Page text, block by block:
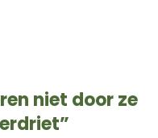
niet door ze